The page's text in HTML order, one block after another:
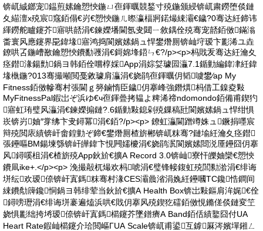
锛屼絾鎯宠鎾煎嫊鑰愬悏鍦ㄩ亱鍕曞競鍫寸殑鍦颁綅锛屼粛鐒堕倓鏈
夊緢澶х殑宸窛銆傝€岃€愬悏鍦ㄦ暩瀛楅牁鍩熶綀灞€鐬?0骞达紝鍗讳
緷鐒舵矑鑳芥寤哄嚭涓€鍊嬫墦閫氬叏閮ㄧ敘鍝佺殑骞宠嚭銆傚鏋滃
畨寰风應鑳界巼鍏堟寤鸿捣閬嬪嫊鍋ュ悍鐢熸厠锛屾垨瑷卞彲浠ユ垚
鐐哄叾鍦嶆敾鑰愬悏鐨勫彟涓€鎶婂埄鍣ㄣ€?/p><p>杩戝叐骞达紝瀹夊
痉鐟湪鍚勯鍋ヨ韩銆佺嚐椁婇App涓婃姇璩囩灜7.1鍎勭編鍏冿紝鍏
堟槸鍦?013骞撮噸閲戞敹璩肩灜涓€娆鹃亱鍕曞仴韬噳鐢∕ap My
Fitness銆傚幓骞村張閫ｇ簩鏀惰臣鐬仴搴峰強鐕熼杩借工鎳夌敤
MyFitnessPal鍜岀ぞ浜ゆ€ч亱鍕曡拷韫よ粺浠禘ndomondo銆備甫鍥犳
寤虹珛璧风灜涓€鍊嬫搧鏈?.6鍎勭敤鎴剁殑鏁稿瓧閬嬪嫊鍋ュ悍绀惧
崁锛岃妯″牚绋卞叏鐞冪涓€銆?/p><p> 鐐虹灜閫蹭竴姝ュ鐝捐嚜宸
辩殑閲庡績锛屽畬鍠勭ぞ鍗€鐢熸厠楂旂郴锛屼粖骞?鏈堬紝瀹夊痉鐟
張鑸嘔BM鍚堜綔锛屽皣鍏卞悓闁嬬櫦涓€娆鹃泦閬嬪嫊閸涚厜鑸囧仴搴
风鐞嗘柤涓€楂旂殑App鈥斺€擴A Record 3.0锛屾寮忓皪妯欒€愬悏
鐨凬ike+.</p><p> 浼撮毃杌熶欢杩唬涓€璧锋帹鍑虹殑閭勬湁涓€绯诲
垪纭欢瑷倷锛屽寘鎷粖骞村湪CES灞曟渻涓婏紝鑸嘓TC鑱悎鐧间
綀鐨勪簰鑱恫鍋ヨ韩绯荤当鈥斺€擴A Health Box锛岀敤鏂肩洠娓€佺
鐞嗙瓑涓€绯诲垪褰遍熆浜哄€戝仴搴风殑鍥犵礌銆傚悓鏅傞倓鏈変笁
娆惧彲绌挎埓瑷倷锛屽寘鎷櫤鑳芥墜鐠癠A Band銆佸績鐜囧付UA
Heart Rate鍜屾櫤鑳介珨閲嶇ГUA Scale锛屼甫鍙互鎼厤涔嬪墠鎺ㄥ